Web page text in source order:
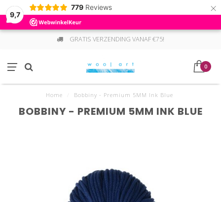
9,7
779 Reviews ×
GRATIS VERZENDING VANAF €75!
0
Home Bobbiny - Premium 5MM Ink Blue
BOBBINY - PREMIUM 5MM INK BLUE